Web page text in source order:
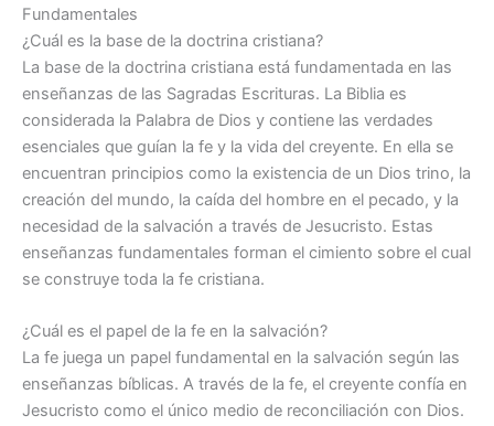
Fundamentales
¿Cuál es la base de la doctrina cristiana?
La base de la doctrina cristiana está fundamentada en las
enseñanzas de las Sagradas Escrituras. La Biblia es
considerada la Palabra de Dios y contiene las verdades
esenciales que guían la fe y la vida del creyente. En ella se
encuentran principios como la existencia de un Dios trino, la
creación del mundo, la caída del hombre en el pecado, y la
necesidad de la salvación a través de Jesucristo. Estas
enseñanzas fundamentales forman el cimiento sobre el cual
se construye toda la fe cristiana.
¿Cuál es el papel de la fe en la salvación?
La fe juega un papel fundamental en la salvación según las
enseñanzas bíblicas. A través de la fe, el creyente confía en
Jesucristo como el único medio de reconciliación con Dios.